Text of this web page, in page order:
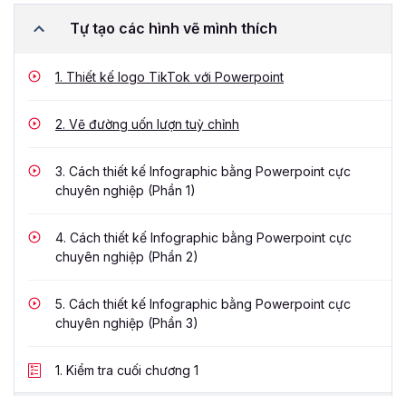
Tự tạo các hình vẽ mình thích
1. Thiết kế logo TikTok với Powerpoint
2. Vẽ đường uốn lượn tuỳ chỉnh
3. Cách thiết kế Infographic bằng Powerpoint cực
chuyên nghiệp (Phần 1)
4. Cách thiết kế Infographic bằng Powerpoint cực
chuyên nghiệp (Phần 2)
5. Cách thiết kế Infographic bằng Powerpoint cực
chuyên nghiệp (Phần 3)
1. Kiểm tra cuối chương 1